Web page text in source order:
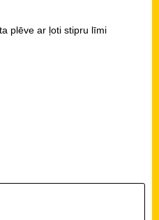
plēve ar ļoti stipru līmi